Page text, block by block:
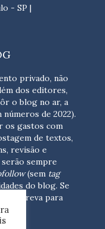
- SP |
privado, não
dos editores,
o blog no ar, a
números de 2022).
os gastos com
de textos,
revisão e
sempre
(sem tag
do blog. Se
escreva para